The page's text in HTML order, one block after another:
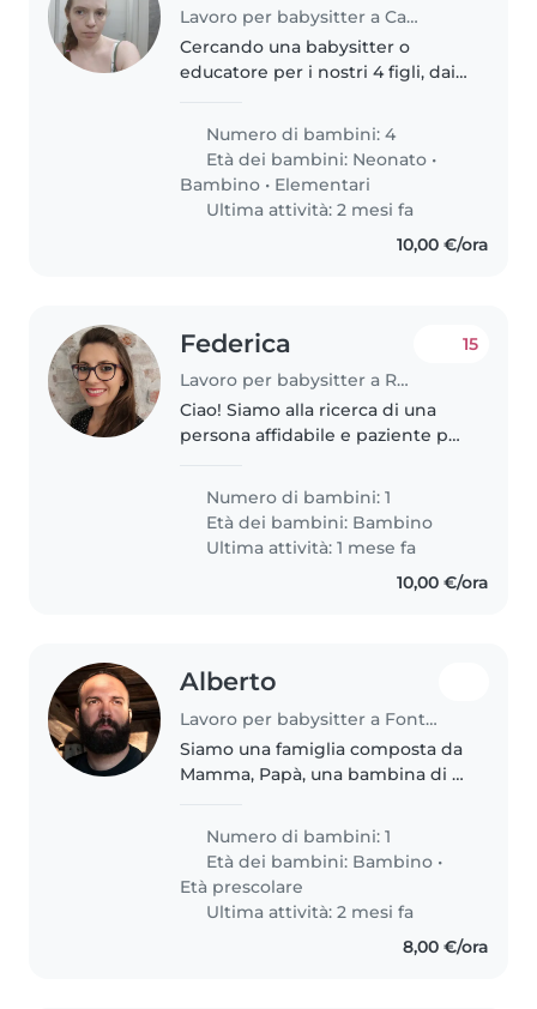
Lavoro per babysitter a Caselle Torinese
Cercando una babysitter o
educatore per i nostri 4 figli, dai
giocare. Abbiamo un cane
amichevole in casa, quindi..
Numero di bambini: 4
Età dei bambini: Neonato •
Bambino • Elementari
Ultima attività: 2 mesi fa
10,00 €/ora
Federica
Lavoro per babysitter a Roma
15
Ciao! Siamo alla ricerca di una
persona affidabile e paziente per
bambino di 2 anni, che è molto
energico, affettuoso e giocoso.
Cerchiamo qualcuno che possa..
Numero di bambini: 1
Età dei bambini: Bambino
Ultima attività: 1 mese fa
10,00 €/ora
Alberto
Lavoro per babysitter a Fonte Nuova
Siamo una famiglia composta da
Mamma, Papà, una bambina di 2
lavora da casa quindi la
babysitter non sarà mai sola con
la bimba.
Numero di bambini: 1
Età dei bambini: Bambino •
Età prescolare
Ultima attività: 2 mesi fa
8,00 €/ora